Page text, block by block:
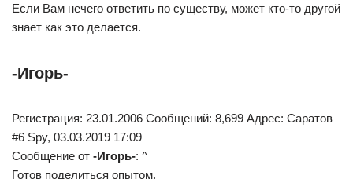
Если Вам нечего ответить по существу, может кто-то другой
знает как это делается.
-Игорь-
Регистрация: 23.01.2006 Сообщений: 8,699 Адрес: Саратов
#6 Spy, 03.03.2019 17:09
Сообщение от -Игорь-: ^
Готов поделиться опытом.